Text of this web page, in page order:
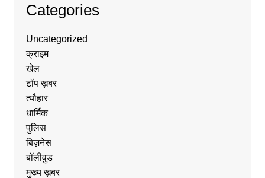
Categories
Uncategorized
क्राइम
खेल
टॉप ख़बर
त्यौहार
धार्मिक
पुलिस
बिज़नेस
बॉलीवुड
मुख्य ख़बर